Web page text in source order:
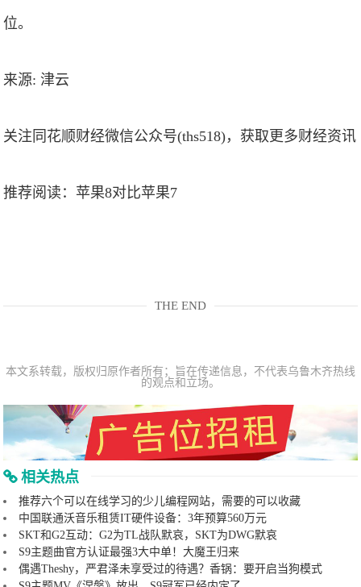
位。
来源: 津云
关注同花顺财经微信公众号(ths518)，获取更多财经资讯
推荐阅读： 苹果8对比苹果7
THE END
本文系转载，版权归原作者所有；旨在传递信息，不代表乌鲁木齐热线
的观点和立场。
相关热点
推荐六个可以在线学习的少儿编程网站，需要的可以收藏
中国联通沃音乐租赁IT硬件设备：3年预算560万元
SKT和G2互动：G2为TL战队默哀，SKT为DWG默哀
S9主题曲官方认证最强3大中单！大魔王归来
偶遇Theshy，严君泽未享受过的待遇？香锅：要开启当狗模式